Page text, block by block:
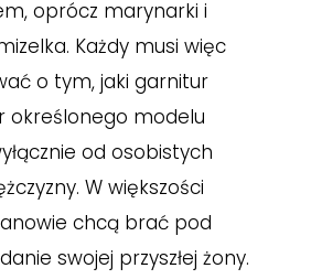
oprócz marynarki i
Każdy musi więc
o tym, jaki garnitur
określonego modelu
od osobistych
W większości
chcą brać pod
swojej przyszłej żony.